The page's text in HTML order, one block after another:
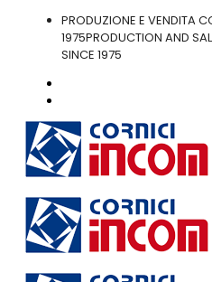
PRODUZIONE E VENDITA
1975PRODUCTION AND
SINCE 1975